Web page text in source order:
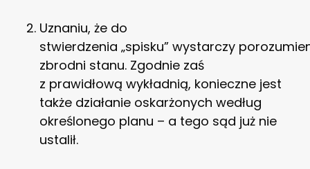
Uznaniu, że do
stwierdzenia „spisku” wystarczy
zbrodni stanu. Zgodnie zaś
z prawidłową wykładnią, konieczne jest
także działanie oskarżonych według
określonego planu – a tego sąd już nie
ustalił.